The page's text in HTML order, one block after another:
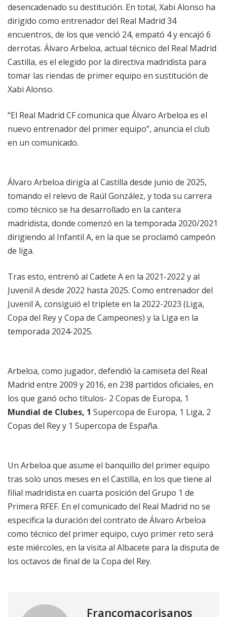
desencadenado su destitución. En total, Xabi Alonso ha
dirigido como entrenador del Real Madrid 34
encuentros, de los que venció 24, empató 4 y encajó 6
derrotas. Álvaro Arbeloa, actual técnico del Real Madrid
Castilla, es el elegido por la directiva madridista para
tomar las riendas de primer equipo en sustitución de
Xabi Alonso.
“El Real Madrid CF comunica que Álvaro Arbeloa es el
nuevo entrenador del primer equipo”, anuncia el club
en un comunicado.
Álvaro Arbeloa dirigía al Castilla desde junio de 2025,
tomando el relevo de Raúl González, y toda su carrera
como técnico se ha desarrollado en la cantera
madridista, donde comenzó en la temporada 2020/2021
dirigiendo al Infantil A, en la que se proclamó campeón
de liga.
Tras esto, entrenó al Cadete A en la 2021-2022 y al
Juvenil A desde 2022 hasta 2025. Como entrenador del
Juvenil A, consiguió el triplete en la 2022-2023 (Liga,
Copa del Rey y Copa de Campeones) y la Liga en la
temporada 2024-2025.
Arbeloa, como jugador, defendió la camiseta del Real
Madrid entre 2009 y 2016, en 238 partidos oficiales, en
los que ganó ocho títulos- 2 Copas de Europa, 1
Mundial de Clubes, 1 Supercopa de Europa, 1 Liga, 2
Copas del Rey y 1 Supercopa de España.
Un Arbeloa que asume el banquillo del primer equipo
tras solo unos meses en el Castilla, en los que tiene al
filial madridista en cuarta posición del Grupo 1 de
Primera RFEF. En el comunicado del Real Madrid no se
especifica la duración del contrato de Álvaro Arbeloa
como técnico del primer equipo, cuyo primer reto será
este miércoles, en la visita al Albacete para la disputa de
los octavos de final de la Copa del Rey.
Francomacorisanos